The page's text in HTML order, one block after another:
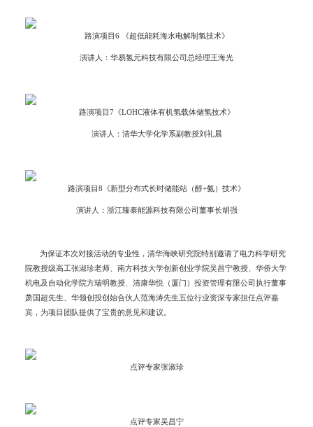
路演项目6 《超低能耗海水电解制氢技术》
演讲人：华易氢元科技有限公司总经理王海光
路演项目7《LOHC液体有机氢载体储氢技术》
演讲人：清华大学化学系副教授刘礼晨
路演项目8《新型分布式长时储能站（醇+氨）技术》
演讲人：浙江臻泰能源科技有限公司董事长胡强
为保证本次对接活动的专业性，清华海峡研究院特别邀请了电力科学研究
院教授级高工张淑珍老师、南方科技大学创新创业学院吴昌宁教授、华侨大学
机电及自动化学院方瑞明教授、清康华悦（厦门）投资管理有限公司执行董事
萧国超先生、华领创投创始合伙人范海涛先生五位行业资深专家担任点评嘉
宾，为项目团队提供了宝贵的意见和建议。
点评专家张淑珍
点评专家吴昌宁